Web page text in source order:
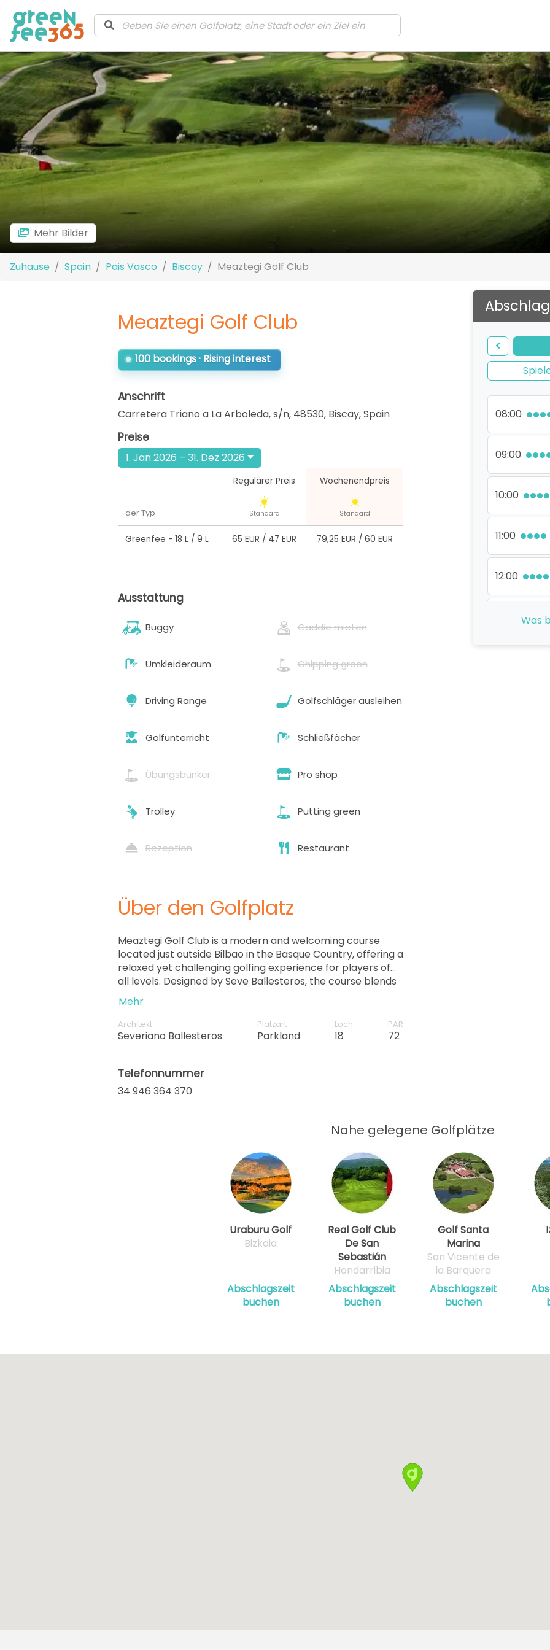
Mehr Bilder
Zuhause Spain Pais Vasco Biscay Meaztegi Golf Club
Meaztegi Golf Club
100 bookings · Rising interest
Anschrift
Carretera Triano a La Arboleda, s/n, 48530, Biscay,Spain 08:00
09:00
10:00
11:00
12:00
Was
Preise
1. Jan 2026 – 31. Dez 2026
Regulärer Preis Wochenendpreis
der Typ Standard Standard
Greenfee - 18 L / 9 L 65 EUR / 47 EUR 79,25 EUR / 60 EUR
Ausstattung
Buggy Caddie mieten
Umkleideraum Chipping green
Driving Range Golfschläger ausleihen
Golfunterricht Schließfächer
Übungsbunker Pro shop
Trolley Putting green
Rezeption Restaurant
Über den Golfplatz
Meaztegi Golf Club is a modern and welcoming course
located just outside Bilbao in the Basque Country, offering a
relaxed yet challenging golfing experience for players of
all levels. Designed by Seve Ballesteros, the course blends
wide fairways, strategic bunkering, and gentle elevation
changes, making it enjoyable for both beginners and
experienced golfers. With its convenient location, friendly
atmosphere, and scenic surroundings, Meaztegi is an ideal
Mehr
Architekt
Severiano Ballesteros
Platzart
Parkland
Loch
18
PAR
72
Telefonnummer
34 946 364 370
Nahe gelegene Golfplätze
Uraburu Golf
Bizkaia
Abschlagszeit
buchen
Real Golf Club
De San
Sebastián
Hondarribia
Abschlagszeit
buchen
Golf Santa
Marina
San Vicente de
la Barquera
Abschlagszeit
buchen